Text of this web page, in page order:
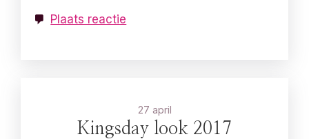
Plaats reactie
27 april
Kingsday look 2017